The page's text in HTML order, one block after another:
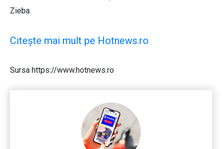
Zieba.
Citește mai mult pe Hotnews.ro
Sursa https://www.hotnews.ro